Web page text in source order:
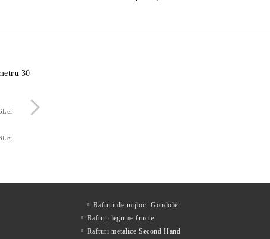
30
Rafturi de mijloc- Gondole
Rafturi legume fructe
Rafturi metalice Second Hand